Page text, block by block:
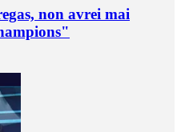
non avrei mai